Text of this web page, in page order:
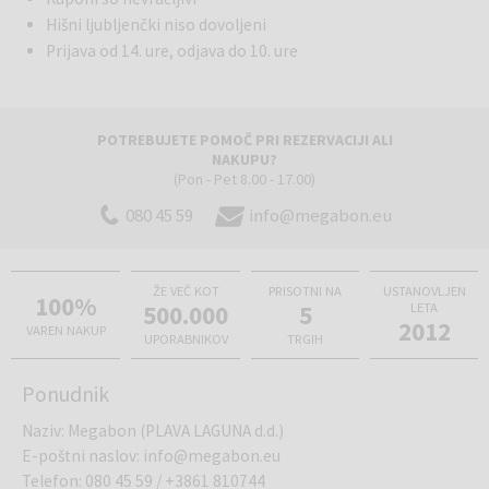
posebnem mestu.
Hišni ljubljenčki niso dovoljeni
Prijava od 14. ure, odjava do 10. ure
POTREBUJETE POMOČ PRI REZERVACIJI ALI
NAKUPU?
(Pon - Pet 8.00 - 17.00)
080 45 59 info@megabon.eu
100%
VAREN NAKUP
ŽE VEČ KOT
500.000
UPORABNIKOV
PRISOTNI NA
5
TRGIH
USTANOVLJEN
LETA
2012
Ponudnik
Naziv: Megabon (PLAVA LAGUNA d.d.)
E-poštni naslov: info@megabon.eu
Telefon: 080 45 59 / +3861 810744